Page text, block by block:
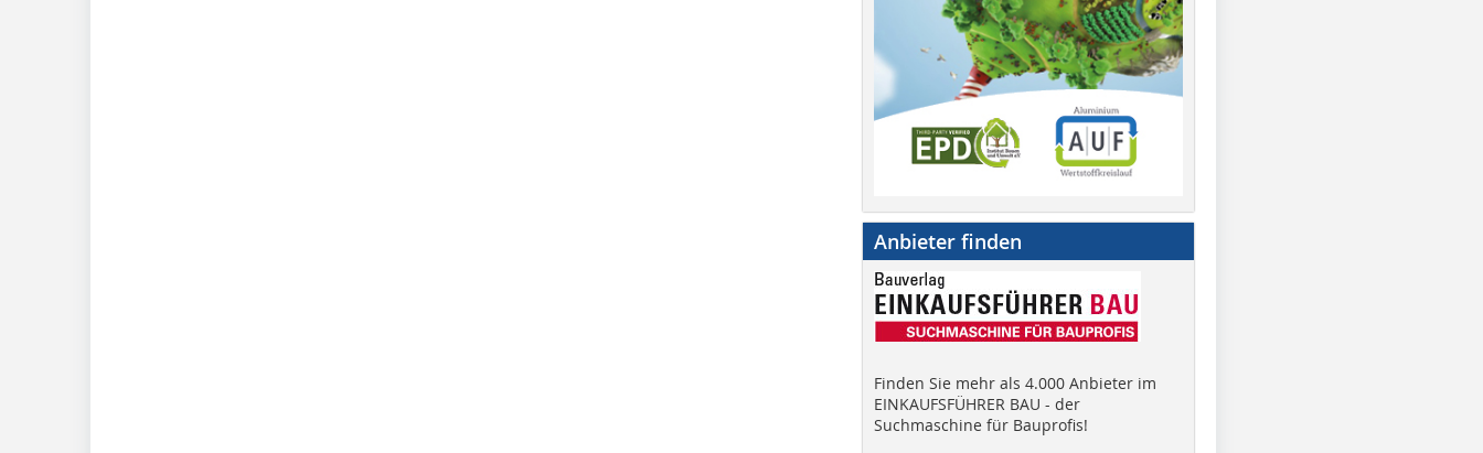
Anbieter finden
Finden Sie mehr als 4.000 Anbieter im
EINKAUFSFÜHRER BAU - der
Suchmaschine für Bauprofis!